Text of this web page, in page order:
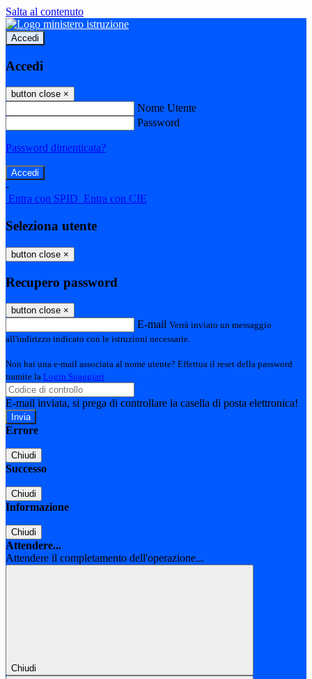
Salta al contenuto
Accedi
Accedi
button close ×
Nome Utente
Password
Password dimenticata?
-
Entra con SPID Entra con CIE
Seleziona utente
button close ×
Recupero password
button close ×
E-mail Verrà inviato un messaggio
all'indirizzo indicato con le istruzioni necessarie.
Non hai una e-mail associata al nome utente? Effettua il reset della password
tramite la Login Spaggiari
E-mail inviata, si prega di controllare la casella di posta elettronica!
Errore
Chiudi
Successo
Chiudi
Informazione
Chiudi
Attendere...
Attendere il completamento dell'operazione...
Chiudi